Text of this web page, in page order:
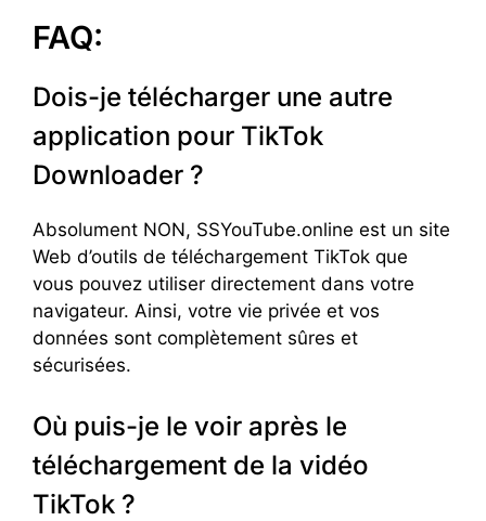
FAQ:
Dois-je télécharger une autre
application pour TikTok
Downloader ?
Absolument NON, SSYouTube.online est un site
Web d’outils de téléchargement TikTok que
vous pouvez utiliser directement dans votre
navigateur. Ainsi, votre vie privée et vos
données sont complètement sûres et
sécurisées.
Où puis-je le voir après le
téléchargement de la vidéo
TikTok ?